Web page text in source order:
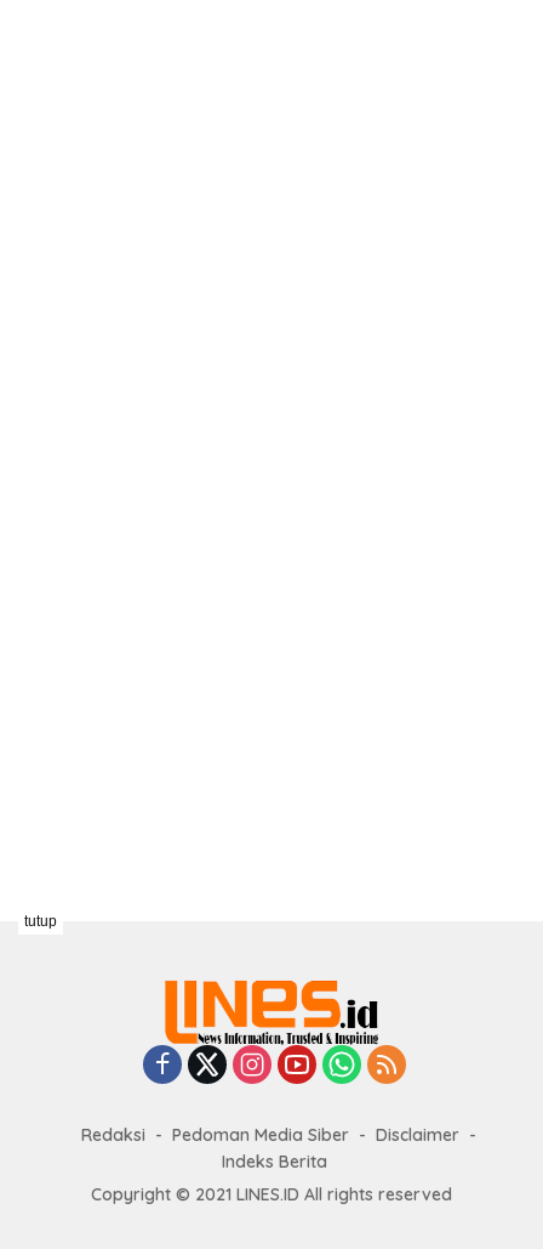
Redaksi Pedoman Media Siber
Disclaimer
Indeks Berita
Copyright © 2021 LINES.ID All rights reserved
tutup